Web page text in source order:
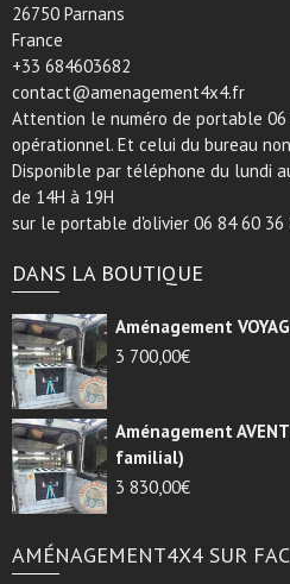
26750 Parnans
France
+33 684603682
contact@amenagement4x4.fr
Attention le numéro de portable 06
opérationnel. Et celui du bureau
Disponible par téléphone du lundi
de 14H à 19H
sur le portable d'olivier 06 84 60 36
DANS LA BOUTIQUE
Aménagement
3 700,00€
Aménagement
familial)
3 830,00€
AMÉNAGEMENT4X4 SUR